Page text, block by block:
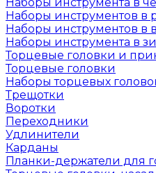
Наборы инструментов в
Наборы инструментов
Наборы инструмента в
Торцевые головки и
Торцевые головки
Наборы торцевых
Трещотки
Воротки
Переходники
Удлинители
Карданы
Планки-держатели для